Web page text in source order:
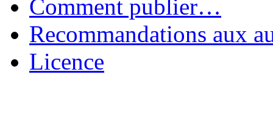
Comment publier…
Recommandations aux
Licence